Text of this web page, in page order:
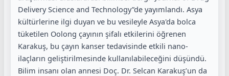
Delivery Science and Technology”de yayımlandı. Asya
kültürlerine ilgi duyan ve bu vesileyle Asya'da bolca
tüketilen Oolong çayının şifalı etkilerini öğrenen
Karakuş, bu çayın kanser tedavisinde etkili nano-
ilaçların geliştirilmesinde kullanılabileceğini düşündü.
Bilim insanı olan annesi Doç. Dr. Selcan Karakuş’un da